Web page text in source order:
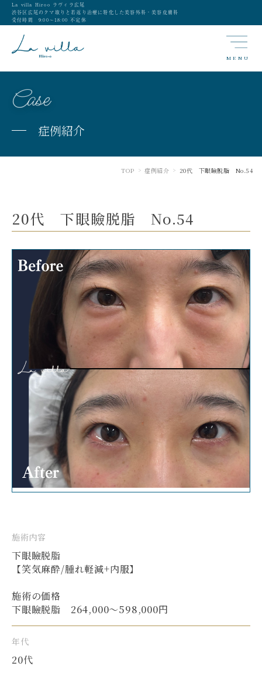
La villa Hiroo ラヴィラ広尾
渋谷区広尾のクマ取りと若返り治療に特化した美容外科・美容皮膚科
受付時間 9:00〜18:00 不定休
MENU
Case
症例紹介
TOP > 症例紹介 > 20代 下眼瞼脱脂 No.54
20代 下眼瞼脱脂 No.54
施術内容
下眼瞼脱脂
【笑気麻酔/腫れ軽減+内服】
施術の価格
下眼瞼脱脂 264,000〜598,000円
年代
20代